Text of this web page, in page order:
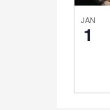
JAN
1